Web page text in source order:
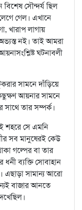
সৌন্দর্য ছিল
গেল। এখানে
খারাপ লাগায়
নই। তাই আমরা
ঘটনাবলী
সামনে দাঁড়িয়ে
আয়নার সামনে
তার সম্পর্ক।
শহরে সে এমনি
সব মানুষেরই কেউ
গল্পের বা তার
ব্যক্তি সোবাহান
এছাড়া সামান্য আরো
বাজার আনতে